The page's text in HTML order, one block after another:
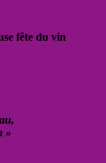
fête du vin
»